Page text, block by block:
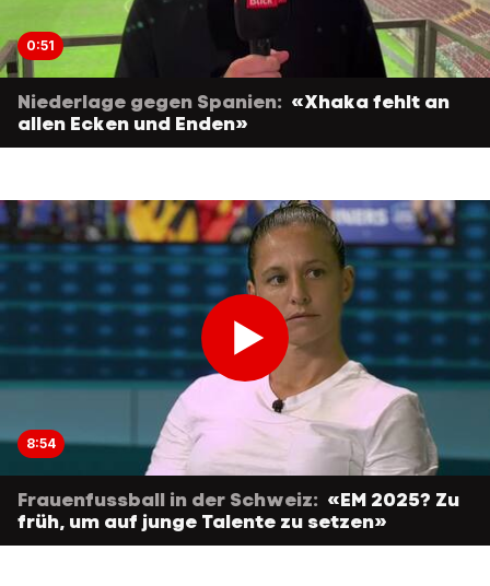
0:51
Niederlage gegen Spanien: «Xhaka fehlt an
allen Ecken und Enden»
8:54
Frauenfussball in der Schweiz: «EM 2025? Zu
früh, um auf junge Talente zu setzen»